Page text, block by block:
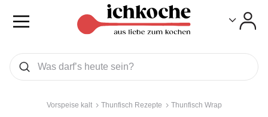
Was wollen Sie suchen
Suchen
Vorspeise kalt Thunfisch Rezepte Thunfisch Wrap